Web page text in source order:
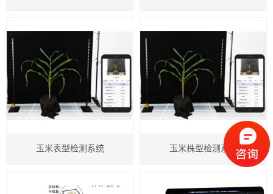
粮油作物检测仪器
植保仪器
玉米表型检测系统 玉米株型检测系统